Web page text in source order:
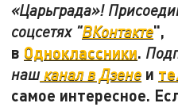
«Царьграда»!
соцсетях "ВКонтакте",
в Одноклассники.
наш канал в Дзене и
самое интересное.